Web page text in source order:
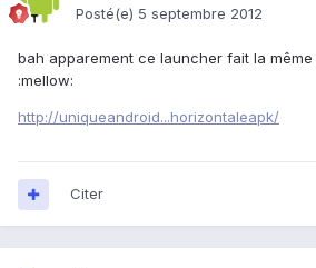
Posté(e) 5 septembre 2012
bah apparement ce launcher fait la
:mellow:
http://uniqueandroid...horizontaleapk/
Citer